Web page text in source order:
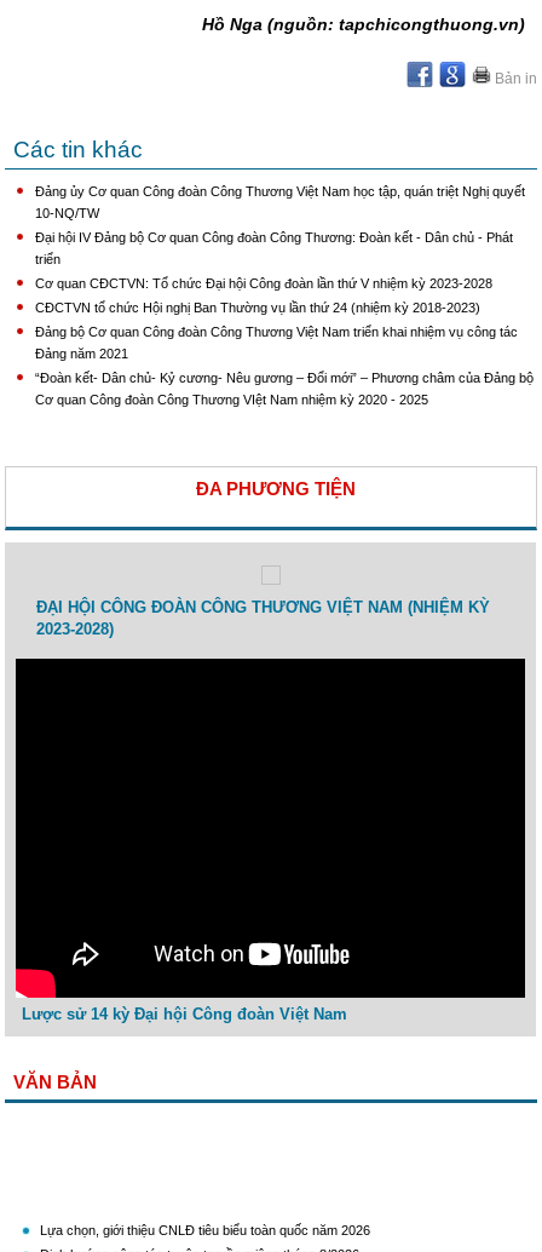
Hồ Nga (nguồn: tapchicongthuong.vn)
Bản in
Các tin khác
Đảng ủy Cơ quan Công đoàn Công Thương Việt Nam học tập, quán triệt Nghị quyết
10-NQ/TW
Đại hội IV Đảng bộ Cơ quan Công đoàn Công Thương: Đoàn kết - Dân chủ - Phát
triển
Cơ quan CĐCTVN: Tổ chức Đại hội Công đoàn lần thứ V nhiệm kỳ 2023-2028
CĐCTVN tổ chức Hội nghị Ban Thường vụ lần thứ 24 (nhiệm kỳ 2018-2023)
Đảng bộ Cơ quan Công đoàn Công Thương Việt Nam triển khai nhiệm vụ công tác
Đảng năm 2021
“Đoàn kết- Dân chủ- Kỷ cương- Nêu gương – Đổi mới” – Phương châm của Đảng bộ
Cơ quan Công đoàn Công Thương VIệt Nam nhiệm kỳ 2020 - 2025
ĐA PHƯƠNG TIỆN
HỘI CÔNG ĐOÀN CÔNG THƯƠNG VIỆT NAM (NHIỆM KỲ
2028)
Toạ đàm
Lược sử 14 kỳ Đại hội Công đoàn Việt Nam
VĂN BẢN
Định hướng công tác tuyên truyền miệng tháng 8/2026